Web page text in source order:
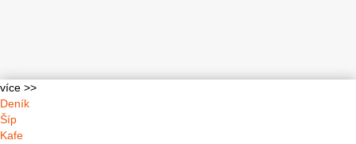
více >>
Deník
Šíp
Kafe